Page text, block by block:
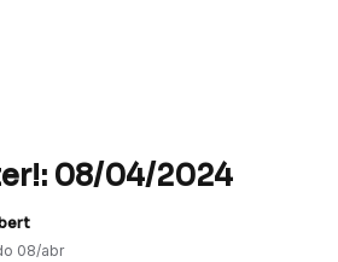
08/04/2024
08/abr